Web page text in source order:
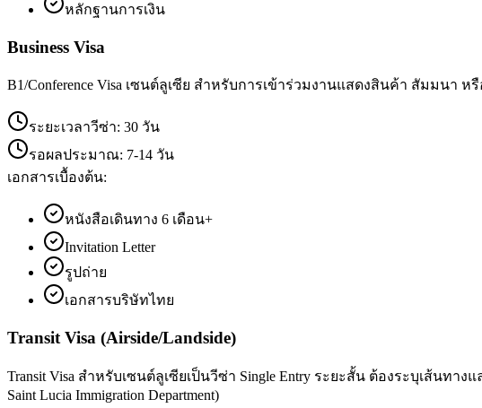
หลักฐานการเงิน
Business Visa
B1/Conference Visa เซนต์ลูเซีย สำหรับการเข้าร่วมงานแสดงสินค้า สัมมนา หรื
ระยะเวลาวีซ่า: 30 วัน
รอผลประมาณ: 7-14 วัน
เอกสารเบื้องต้น:
หนังสือเดินทาง 6 เดือน+
Invitation Letter
รูปถ่าย
เอกสารบริษัทไทย
Transit Visa (Airside/Landside)
Transit Visa สำหรับเซนต์ลูเซียเป็นวีซ่า Single Entry ระยะสั้น ต้องระบุเส้นท
Saint Lucia Immigration Department)